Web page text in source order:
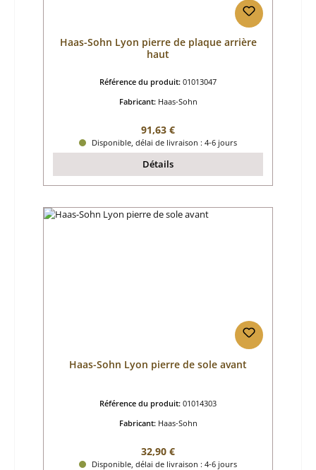
Haas-Sohn Lyon pierre de plaque arrière
haut
Référence du produit: 01013047
Fabricant: Haas-Sohn
Prix régulier :
91,63 €
Disponible, délai de livraison : 4-6 jours
Détails
Haas-Sohn Lyon pierre de sole avant
Référence du produit: 01014303
Fabricant: Haas-Sohn
Prix régulier :
32,90 €
Disponible, délai de livraison : 4-6 jours